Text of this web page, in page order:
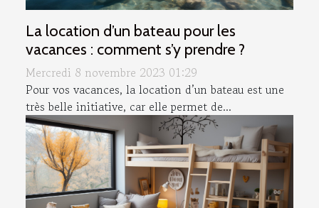
La location d’un bateau pour les
vacances : comment s’y prendre ?
Mercredi 8 novembre 2023 01:29
Pour vos vacances, la location d’un bateau est une
très belle initiative, car elle permet de...